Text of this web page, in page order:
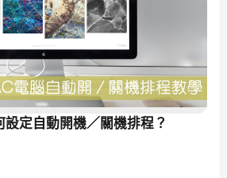
定自動開機／關機排程？